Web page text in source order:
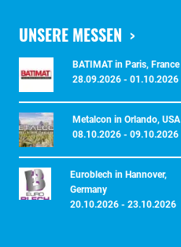
UNSERE MESSEN
BATIMAT in Paris, France
28.09.2026 - 01.10.2026
Metalcon in Orlando, USA
08.10.2026 - 09.10.2026
Euroblech in Hannover,
Germany
20.10.2026 - 23.10.2026